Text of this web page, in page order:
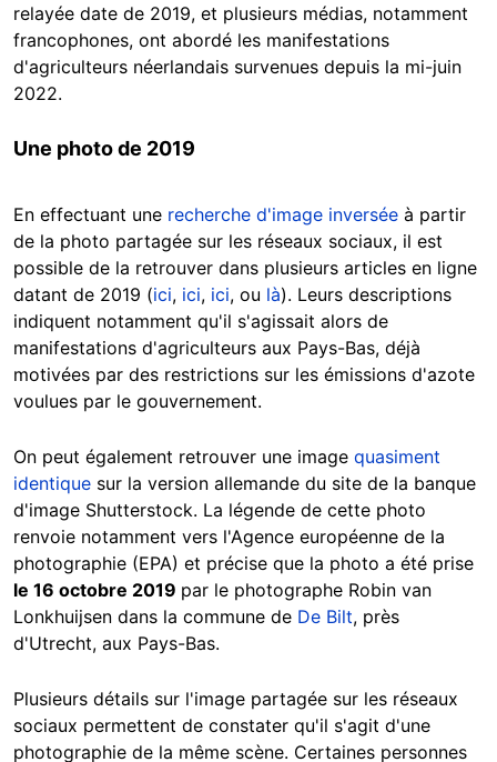
relayée date de 2019, et plusieurs médias, notamment
francophones, ont abordé les manifestations
d'agriculteurs néerlandais survenues depuis la mi-juin
2022.
Une photo de 2019
En effectuant une recherche d'image inversée à partir
de la photo partagée sur les réseaux sociaux, il est
possible de la retrouver dans plusieurs articles en ligne
datant de 2019 (ici, ici, ici, ou là). Leurs descriptions
indiquent notamment qu'il s'agissait alors de
manifestations d'agriculteurs aux Pays-Bas, déjà
motivées par des restrictions sur les émissions d'azote
voulues par le gouvernement.
On peut également retrouver une image quasiment
identique sur la version allemande du site de la banque
d'image Shutterstock. La légende de cette photo
renvoie notamment vers l'Agence européenne de la
photographie (EPA) et précise que la photo a été prise
le 16 octobre 2019 par le photographe Robin van
Lonkhuijsen dans la commune de De Bilt, près
d'Utrecht, aux Pays-Bas.
Plusieurs détails sur l'image partagée sur les réseaux
sociaux permettent de constater qu'il s'agit d'une
photographie de la même scène. Certaines personnes